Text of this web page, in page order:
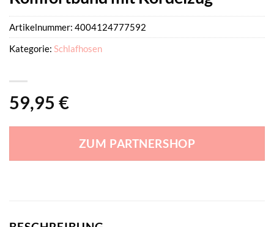
59,95 €
ZUM PARTNERSHOP
Artikelnummer: 4004124777592
Kategorie: Schlafhosen